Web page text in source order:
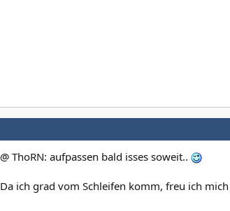
@ ThoRN: aufpassen bald isses soweit..
Da ich grad vom Schleifen komm, freu ich